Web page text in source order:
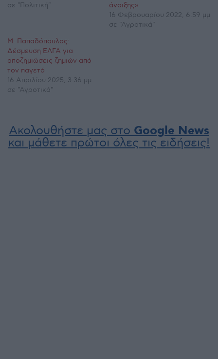
σε "Πολιτική"
άνοιξης»
16 Φεβρουαρίου 2022, 6:59 μμ
σε "Αγροτικά"
Μ. Παπαδόπουλος:
Δέσμευση ΕΛΓΑ για
αποζημιώσεις ζημιών από
τον παγετό
16 Απριλίου 2025, 3:36 μμ
σε "Αγροτικά"
Ακολουθήστε μας στο Google News
και μάθετε πρώτοι όλες τις ειδήσεις!